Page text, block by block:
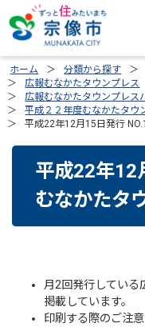
ホーム 分類から探す
広報むなかたタウンプレス
広報むなかたタウンプレス
平成２２年度むなかたタウ
平成22年12月15日発行
平成22年12
むなかたタ
月2回発行している
掲載しています。
印刷する際のご注意